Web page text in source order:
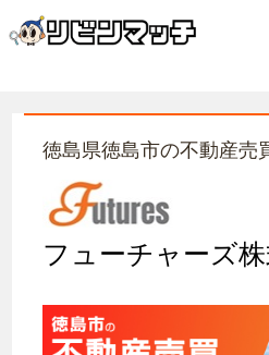
徳島県徳島市の不動産売
フューチャーズ